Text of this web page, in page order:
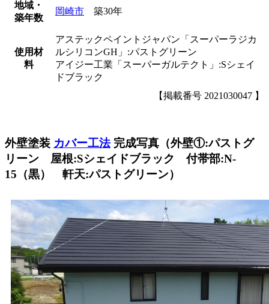
地域・
築年数
岡崎市 築30年
使用材
料
アステックペイントジャパン「スーパーラジカ
ルシリコンGH」:パストグリーン
アイジー工業「スーパーガルテクト」:Sシェイ
ドブラック
【掲載番号 2021030047 】
外壁塗装 カバー工法完成写真（外壁①:パストグ
リーン 屋根:Sシェイドブラック 付帯部:N-
15（黒） 軒天:パストグリーン）